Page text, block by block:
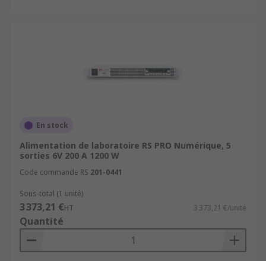
En stock
Alimentation de laboratoire RS PRO Numérique, 5
sorties 6V 200 A 1200 W
Code commande RS 201-0441
Sous-total (1 unité)
3 373,21 €HT 3 373,21 €/unité
Quantité